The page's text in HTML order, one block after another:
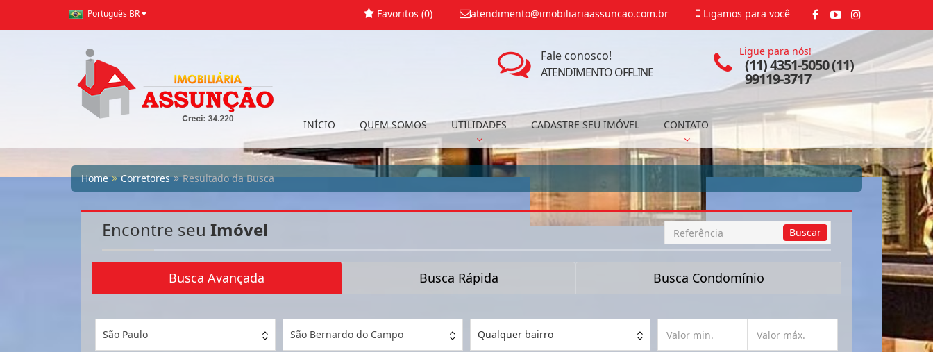
Português BR Ligamos para você
atendimento@imobiliariaassuncao.com.br
Favoritos (0)
INÍCIO QUEM SOMOS UTILIDADES CADASTRE SEU IMÓVEL CONTATO
Ligue para nós!
(11) 4351-5050 (11)
99119-3717
Fale conosco!
ATENDIMENTO OFFLINE
Home Corretores Resultado da Busca
Encontre seu Imóvel
Busca
por
Buscar
Busca Avançada Busca Rápida Busca Condomínio
São Paulo São Bernardo do Campo Qualquer bairro